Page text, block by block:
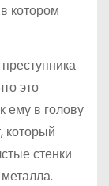
котором
это
ему в голову
который
стенки